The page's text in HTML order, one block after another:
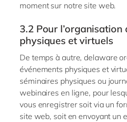
moment sur notre site web.
3.2 Pour l’organisation
physiques et virtuels
De temps à autre,delaware
événements physiques et
séminaires physiques ou
webinaires en ligne, pour
vous enregistrer soit via un
site web, soit en envoyant un